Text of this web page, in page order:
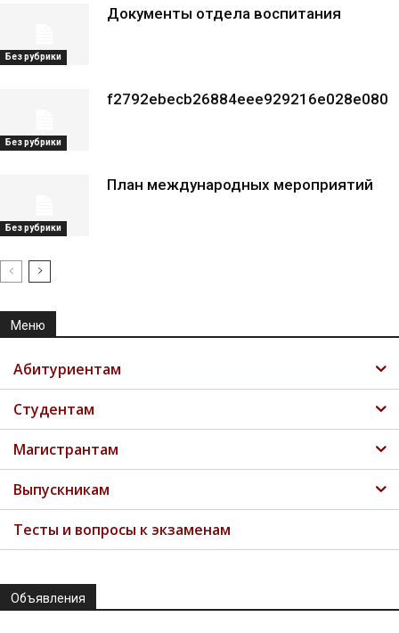
Без рубрики
Документы отдела воспитания
Без рубрики
f2792ebecb26884eee929216e028e080
Без рубрики
План международных мероприятий
Меню
Абитуриентам
Студентам
Магистрантам
Выпускникам
Тесты и вопросы к экзаменам
Объявления